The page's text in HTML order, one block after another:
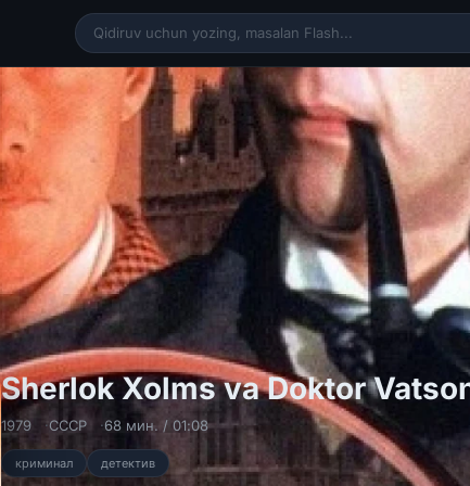
Sherlok Xolms va Doktor
1979 СССР 68 мин. / 01:08
криминал детектив